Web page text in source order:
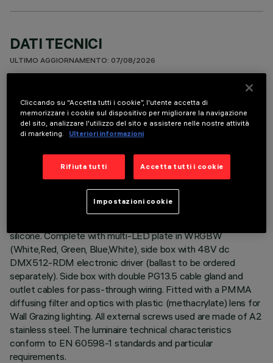
DATI TECNICI
ULTIMO AGGIORNAMENTO: 07/08/2026
Direct light luminaire, designed to use WRGBW LED lamps
(White,Red, Green, Blue,White), 48V dc with DMX512-RDM
for DMX driver and supports for installation (to be ordered
separately). Extruded aluminium body and side box, with
zamak die-cast end caps complete with silicone seals.
and UV ray resistance. The top of the optical assembly is
silicone. Complete with multi-LED plate in WRGBW
(White,Red, Green, Blue,White), side box with 48V dc
DMX512-RDM electronic driver (ballast to be ordered
separately). Side box with double PG13.5 cable gland and
outlet cables for pass-through wiring. Fitted with a PMMA
diffusing filter and optics with plastic (methacrylate) lens for
Wall Grazing lighting. All external screws used are made of A2
stainless steel. The luminaire technical characteristics
conform to EN 60598-1 standards and particular
requirements.
Cliccando su “Accetta tutti i cookie”, l'utente accetta di
memorizzare i cookie sul dispositivo per migliorare la navigazione
del sito, analizzare l'utilizzo del sito e assistere nelle nostre attività
di marketing.
Ulteriori informazioni
Rifiuta tutti Accetta tutti i cookie
Impostazioni cookie